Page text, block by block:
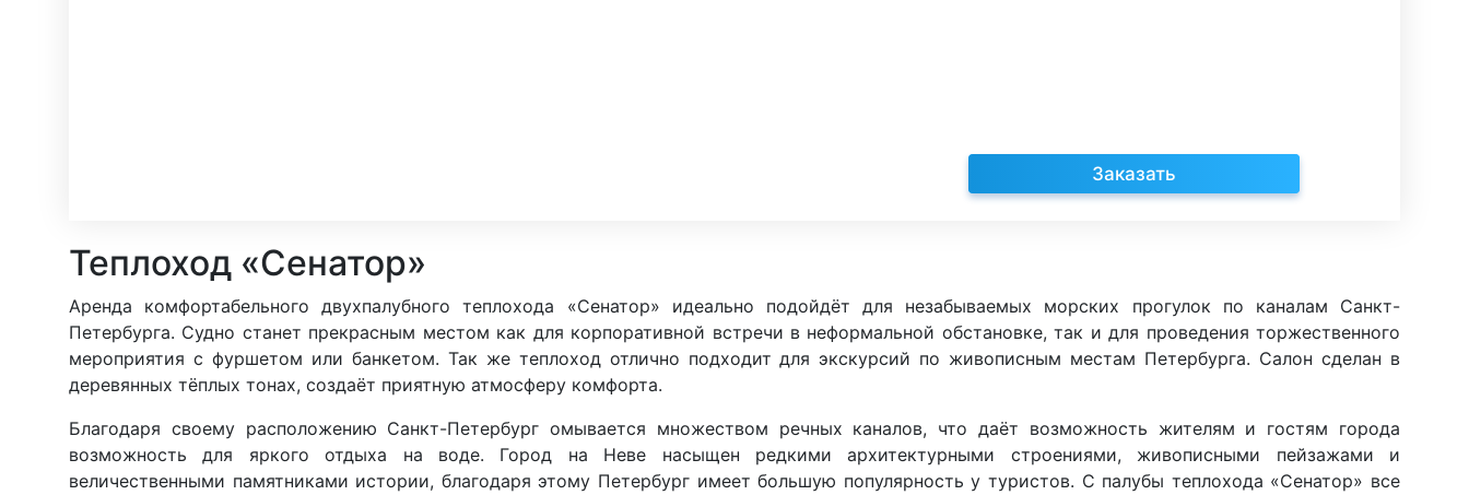
Заказать
Теплоход «Сенатор»
Аренда комфортабельного двухпалубного теплохода «Сенатор» идеально подойдёт для незабываемых морских прогулок по каналам Санкт-
Петербурга. Судно станет прекрасным местом как для корпоративной встречи в неформальной обстановке, так и для проведения торжественного
мероприятия с фуршетом или банкетом. Так же теплоход отлично подходит для экскурсий по живописным местам Петербурга. Салон сделан в
деревянных тёплых тонах, создаёт приятную атмосферу комфорта.
Благодаря своему расположению Санкт-Петербург омывается множеством речных каналов, что даёт возможность жителям и гостям города
возможность для яркого отдыха на воде. Город на Неве насыщен редкими архитектурными строениями, живописными пейзажами и
величественными памятниками истории, благодаря этому Петербург имеет большую популярность у туристов. С палубы теплохода «Сенатор» все